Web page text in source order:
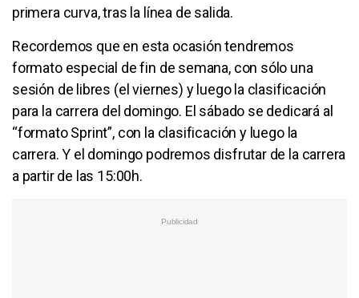
primera curva, tras la línea de salida.
Recordemos que en esta ocasión tendremos
formato especial de fin de semana, con sólo una
sesión de libres (el viernes) y luego la clasificación
para la carrera del domingo. El sábado se dedicará al
“formato Sprint”, con la clasificación y luego la
carrera. Y el domingo podremos disfrutar de la carrera
a partir de las 15:00h.